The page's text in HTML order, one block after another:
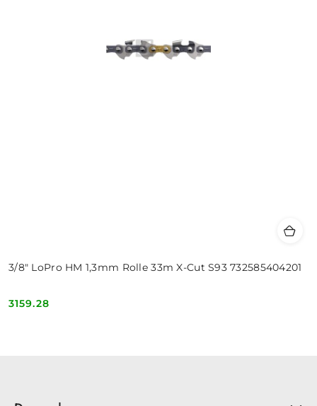
3/8" LoPro HM 1,3mm Rolle 33m X-Cut S93 732585404201
Cena:
3159.28